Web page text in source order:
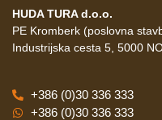
HUDA TURA d.o.o.
PE Kromberk (poslovna
Industrijska cesta 5, 5000
+386 (0)30 336 333
+386 (0)30 336 333